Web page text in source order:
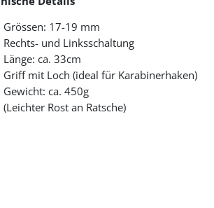
Grössen: 17-19 mm
Rechts- und Linksschaltung
Länge: ca. 33cm
Griff mit Loch (ideal für Karabinerhaken)
Gewicht: ca. 450g
(Leichter Rost an Ratsche)